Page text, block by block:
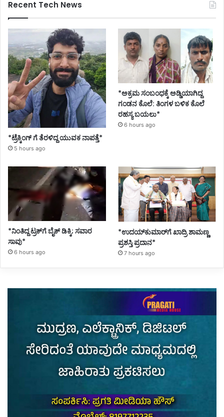
Recent Tech News
*ಟ್ರೆಕ್ಕಿಂಗ್ ಗೆ ತೆರಳಿದ್ದ ಯುವಕ ನಾಪತ್ತೆ*
5 hours ago
*ಅಕ್ರಮ ಸಂಬಂಧಕ್ಕೆ ಅಡ್ಡಿಯಾಗಿದ್ದ
ಗಂಡನ ಕೊಲೆ: ತಿಂಗಳ ಬಳಿಕ ಕೊಲೆ
ರಹಸ್ಯ ಬಯಲು*
6 hours ago
*ನಿಂತಿದ್ದ ಟ್ರಕ್‌ಗೆ ಬೈಕ್ ಡಿಕ್ಕಿ; ಸವಾರ
ಸಾವು*
6 hours ago
*ಉದಯ್‌ಕುಮಾರ್‌ಗೆ ಖಾದ್ರಿ ಶಾಮಣ್ಣ
ಪ್ರಶಸ್ತಿ ಪ್ರದಾನ*
7 hours ago